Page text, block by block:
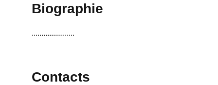
Biographie
......................
Contacts